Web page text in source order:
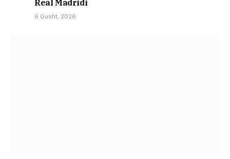
Real Madridi
6 Gusht, 2026